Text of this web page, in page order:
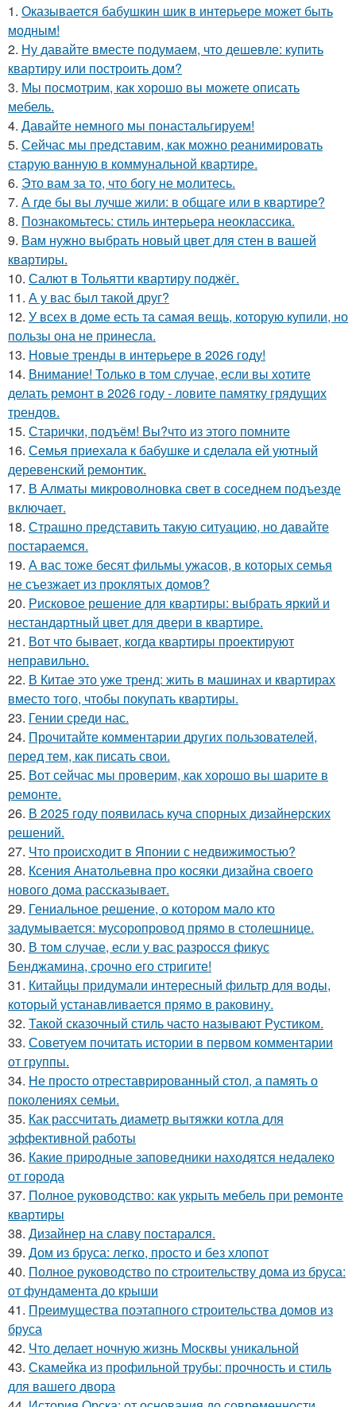
1. Оказывается бабушкин шик в интерьере может быть
модным!
2. Ну давайте вместе подумаем, что дешевле: купить
квартиру или построить дом?
3. Мы посмотрим, как хорошо вы можете описать
мебель.
4. Давайте немного мы понастальгируем!
5. Сейчас мы представим, как можно реанимировать
старую ванную в коммунальной квартире.
6. Это вам за то, что богу не молитесь.
7. А где бы вы лучше жили: в общаге или в квартире?
8. Познакомьтесь: стиль интерьера неоклассика.
9. Вам нужно выбрать новый цвет для стен в вашей
квартиры.
10. Салют в Тольятти квартиру поджёг.
11. А у вас был такой друг?
12. У всех в доме есть та самая вещь, которую купили, но
пользы она не принесла.
13. Новые тренды в интерьере в 2026 году!
14. Внимание! Только в том случае, если вы хотите
делать ремонт в 2026 году - ловите памятку грядущих
трендов.
15. Старички, подъём! Вы?что из этого помните
16. Семья приехала к бабушке и сделала ей уютный
деревенский ремонтик.
17. В Алматы микроволновка свет в соседнем подъезде
включает.
18. Страшно представить такую ситуацию, но давайте
постараемся.
19. А вас тоже бесят фильмы ужасов, в которых семья
не съезжает из проклятых домов?
20. Рисковое решение для квартиры: выбрать яркий и
нестандартный цвет для двери в квартире.
21. Вот что бывает, когда квартиры проектируют
неправильно.
22. В Китае это уже тренд: жить в машинах и квартирах
вместо того, чтобы покупать квартиры.
23. Гении среди нас.
24. Прочитайте комментарии других пользователей,
перед тем, как писать свои.
25. Вот сейчас мы проверим, как хорошо вы шарите в
ремонте.
26. В 2025 году появилась куча спорных дизайнерских
решений.
27. Что происходит в Японии с недвижимостью?
28. Ксения Анатольевна про косяки дизайна своего
нового дома рассказывает.
29. Гениальное решение, о котором мало кто
задумывается: мусоропровод прямо в столешнице.
30. В том случае, если у вас разросся фикус
Бенджамина, срочно его стригите!
31. Китайцы придумали интересный фильтр для воды,
который устанавливается прямо в раковину.
32. Такой сказочный стиль часто называют Рустиком.
33. Советуем почитать истории в первом комментарии
от группы.
34. Не просто отреставрированный стол, а память о
поколениях семьи.
35. Как рассчитать диаметр вытяжки котла для
эффективной работы
36. Какие природные заповедники находятся недалеко
от города
37. Полное руководство: как укрыть мебель при ремонте
квартиры
38. Дизайнер на славу постарался.
39. Дом из бруса: легко, просто и без хлопот
40. Полное руководство по строительству дома из бруса:
от фундамента до крыши
41. Преимущества поэтапного строительства домов из
бруса
42. Что делает ночную жизнь Москвы уникальной
43. Скамейка из профильной трубы: прочность и стиль
для вашего двора